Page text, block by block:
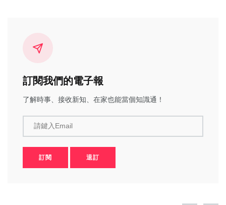
訂閱我們的電子報
了解時事、接收新知、在家也能當個知識通！
請鍵入Email
訂閱 退訂